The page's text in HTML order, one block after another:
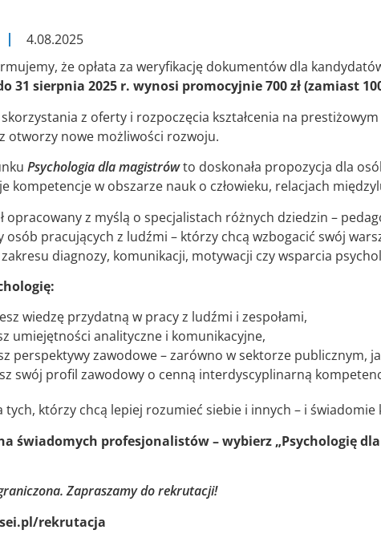
4.08.2025
że opłata za weryfikację dokumentów dla
31 sierpnia 2025 r. wynosi promocyjnie 700 zł (zamiast
z oferty i rozpoczęcia kształcenia na
otworzy nowe możliwości rozwoju.
Psychologia dla magistrówto doskonała propozycja dla
kompetencje w obszarze nauk o człowieku, relacjach
opracowany z myślą o specjalistach różnych dziedzin –
osób pracujących z ludźmi – którzy chcą wzbogacić swój
diagnozy, komunikacji, motywacji czy wsparcia
wiedzę przydatną w pracy z ludźmi i zespołami,
umiejętności analityczne i komunikacyjne,
perspektywy zawodowe – zarówno w sektorze publicznym,
swój profil zawodowy o cenną interdyscyplinarną
tych, którzy chcą lepiej rozumieć siebie i innych – i świadomie
świadomych profesjonalistów – wybierz „Psychologię
Zapraszamy do rekrutacji!
rekrutacja